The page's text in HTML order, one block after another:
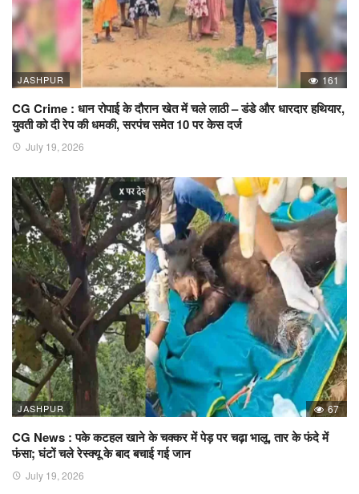
JASHPUR 161
CG Crime : धान रोपाई के दौरान खेत में चले लाठी – डंडे और धारदार हथियार,
युवती को दी रेप की धमकी, सरपंच समेत 10 पर केस दर्ज
July 19, 2026
JASHPUR 67
CG News : पके कटहल खाने के चक्कर में पेड़ पर चढ़ा भालू, तार के फंदे में
फंसा; घंटों चले रेस्क्यू के बाद बचाई गई जान
July 19, 2026